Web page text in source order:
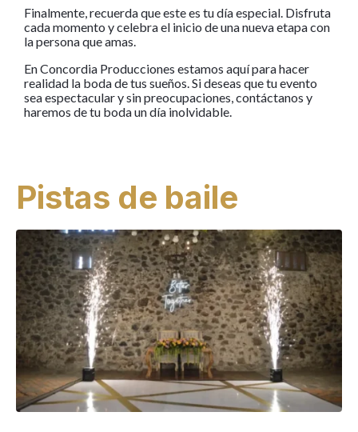
Finalmente, recuerda que este es tu día especial. Disfruta
cada momento y celebra el inicio de una nueva etapa con
la persona que amas.
En Concordia Producciones estamos aquí para hacer
realidad la boda de tus sueños. Si deseas que tu evento
sea espectacular y sin preocupaciones, contáctanos y
haremos de tu boda un día inolvidable.
Pistas de baile